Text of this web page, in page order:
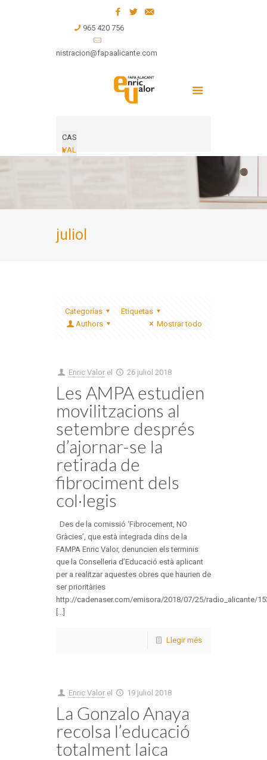
965 420 756
administracion@fapaalicante.com
CAS
VAL
juliol
Categorías
Etiquetas
Authors
Mostrar todo
Enric Valor el 26 juliol 2018
Les AMPA estudien
movilitzacions al
setembre després
d’ajornar-se la
retirada de
fibrociment dels
col·legis
Des de la comissió ‘Fibrocement, NO
Gràcies’, que està integrada dins de la
FAMPA Enric Valor, denuncien els terminis
que la Conselleria d’Educació està aplicant
per a realitzar aquestes obres que haurien de
ser prioritàries
http://cadenaser.com/emisora/2018/07/25/radio_alicante/
[...]
Llegir més
Enric Valor el 19 juliol 2018
La Gonzalo Anaya
recolsa l’educació
totalment laica